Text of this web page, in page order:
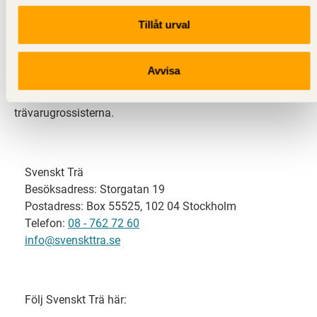
Tillåt urval
Avvisa
Svenskt Trä representerar svensk sågverksindustri
och är en del av branschorganisationen
svensk limträ-, KL-trä- och förpackningsindustri samt
trävarugrossisterna.
Svenskt Trä
Besöksadress: Storgatan 19
Postadress: Box 55525, 102 04 Stockholm
Telefon: 08 - 762 72 60
info@svenskttra.se
Följ Svenskt Trä här: